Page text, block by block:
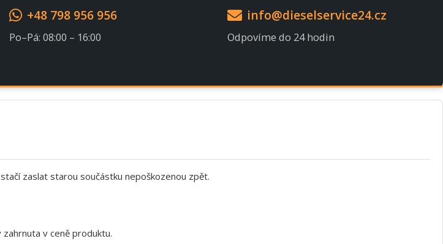
+48 798 956 956
Po–Pá: 08:00 – 16:00
info@dieselservice24.cz
Odpovíme do 24 hodin
zaslat starou součástku nepoškozenou zpět.
v ceně produktu.